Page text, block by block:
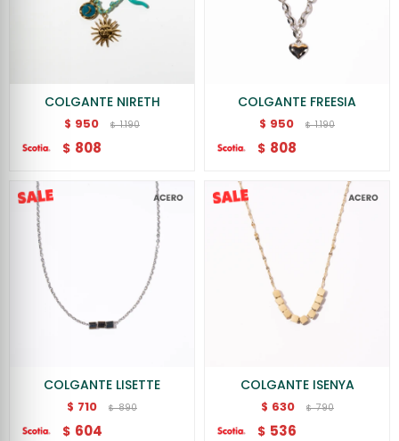
COLGANTE NIRETH
$ 950 $ 1.190
$ 808
COLGANTE FREESIA
$ 950 $ 1.190
$ 808
COLGANTE LISETTE
$ 710 $ 890
$ 604
COLGANTE ISENYA
$ 630 $ 790
$ 536